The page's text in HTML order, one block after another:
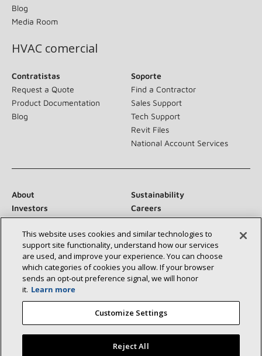
Blog
Media Room
HVAC comercial
Contratistas
Request a Quote
Product Documentation
Blog
Soporte
Find a Contractor
Sales Support
Tech Support
Revit Files
National Account Services
About
Sustainability
Investors
Careers
Suppliers
Contact Us
Newsroom
Conéctese con nosotros:
This website uses cookies and similar technologies to
support site functionality, understand how our services
are used, and improve your experience. You can choose
which categories of cookies you allow. If your browser
sends an opt‑out preference signal, we will honor
it. Learn more
Customize Settings
Reject All